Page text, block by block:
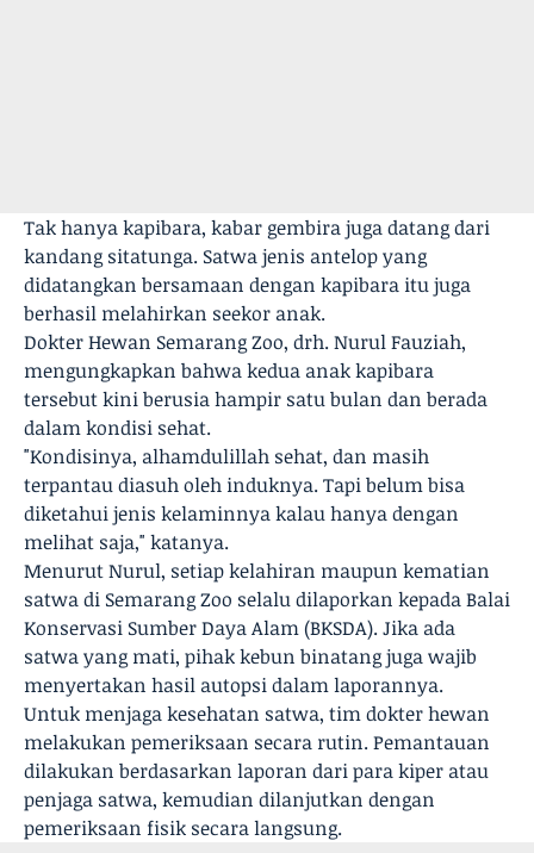
Tak hanya kapibara, kabar gembira juga datang dari
kandang sitatunga. Satwa jenis antelop yang
didatangkan bersamaan dengan kapibara itu juga
berhasil melahirkan seekor anak.
Dokter Hewan Semarang Zoo, drh. Nurul Fauziah,
mengungkapkan bahwa kedua anak kapibara
tersebut kini berusia hampir satu bulan dan berada
dalam kondisi sehat.
"Kondisinya, alhamdulillah sehat, dan masih
terpantau diasuh oleh induknya. Tapi belum bisa
diketahui jenis kelaminnya kalau hanya dengan
melihat saja," katanya.
Menurut Nurul, setiap kelahiran maupun kematian
satwa di Semarang Zoo selalu dilaporkan kepada Balai
Konservasi Sumber Daya Alam (BKSDA). Jika ada
satwa yang mati, pihak kebun binatang juga wajib
menyertakan hasil autopsi dalam laporannya.
Untuk menjaga kesehatan satwa, tim dokter hewan
melakukan pemeriksaan secara rutin. Pemantauan
dilakukan berdasarkan laporan dari para kiper atau
penjaga satwa, kemudian dilanjutkan dengan
pemeriksaan fisik secara langsung.